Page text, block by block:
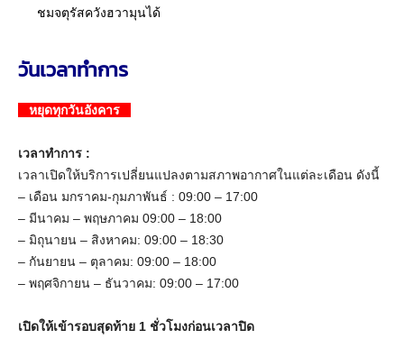
ชมจตุรัสควังฮวามุนได้
วันเวลาทำการ
หยุดทุกวันอังคาร
เวลาทำการ :
เวลาเปิดให้บริการเปลี่ยนแปลงตามสภาพอากาศในแต่ละเดือน ดังนี้
– เดือน มกราคม-กุมภาพันธ์ : 09:00 – 17:00
– มีนาคม – พฤษภาคม 09:00 – 18:00
– มิถุนายน – สิงหาคม: 09:00 – 18:30
– กันยายน – ตุลาคม: 09:00 – 18:00
– พฤศจิกายน – ธันวาคม: 09:00 – 17:00
เปิดให้เข้ารอบสุดท้าย 1 ชั่วโมงก่อนเวลาปิด